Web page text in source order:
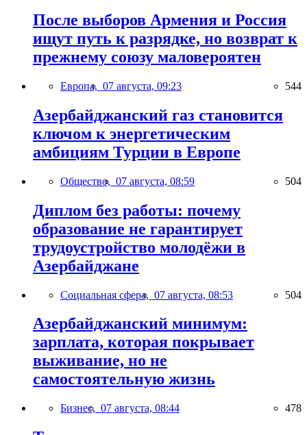
После выборов Армения и Россия
ищут путь к разрядке, но возврат к
прежнему союзу маловероятен
Европа, 07 августа, 09:23 544
Азербайджанский газ становится
ключом к энергетическим
амбициям Турции в Европе
Общество, 07 августа, 08:59 504
Диплом без работы: почему
образование не гарантирует
трудоустройство молодёжи в
Азербайджане
Социальная сфера, 07 августа, 08:53 504
Азербайджанский минимум:
зарплата, которая покрывает
выживание, но не
самостоятельную жизнь
Бизнес, 07 августа, 08:44 478